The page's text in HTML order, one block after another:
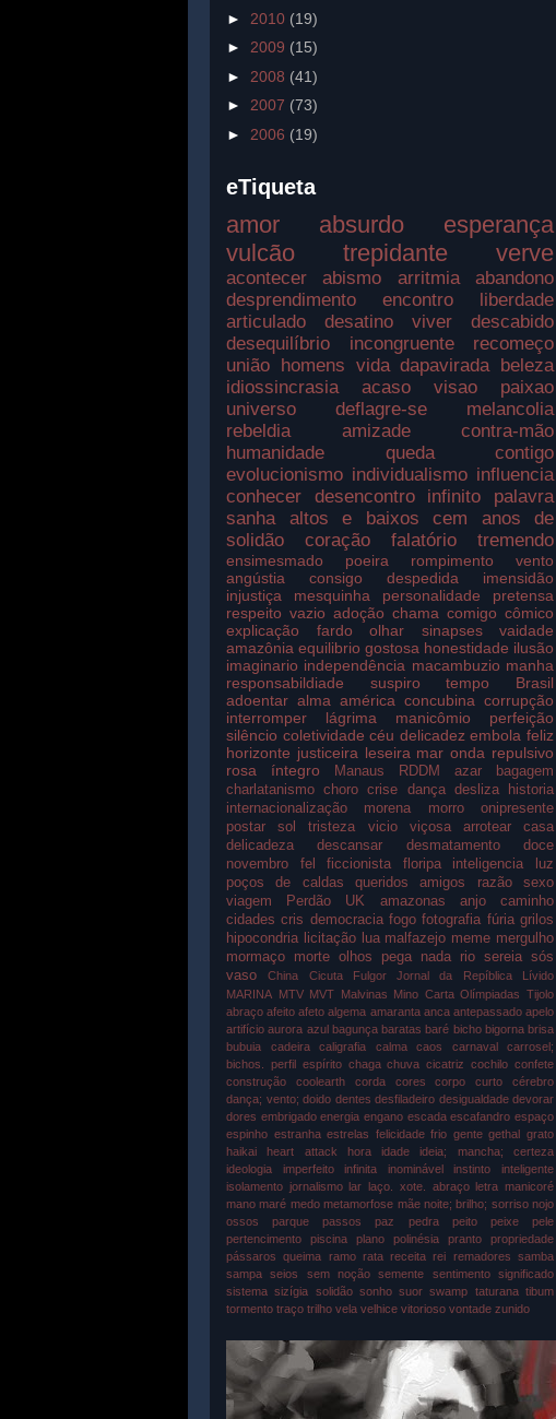
► 2010 (19)
► 2009 (15)
► 2008 (41)
► 2007 (73)
► 2006 (19)
eTiqueta
amor absurdo
esperança
vulcão
trepidante verve
acontecer abismo arritmia
abandono
desprendimento
encontro
liberdade
articulado
desatino viver
descabido
desequilíbrio
incongruente
recomeço
união homens vida dapavirada beleza
idiossincrasia
acaso visao
paixao
universo
deflagre-se
melancolia
rebeldia
amizade
contra-mão
humanidade
queda
contigo
evolucionismo individualismo influencia
conhecer
desencontro infinito
palavra
sanha
altos e baixos
cem anos de
solidão
coração falatório tremendo
ensimesmado poeira rompimento
vento
angústia
consigo despedida
imensidão
injustiça
mesquinha personalidade
pretensa
respeito vazio adoção chama comigo cômico
explicação
fardo olhar sinapses
vaidade
amazônia equilibrio gostosa honestidade ilusão
imaginario independência macambuzio manha
responsabildiade
suspiro tempo
Brasil
adoentar alma américa concubina corrupção
interromper
lágrima manicômio
perfeição
silêncio coletividade céu delicadez embola feliz
horizonte justiceira leseira mar onda repulsivo
rosa
íntegro Manaus RDDM azar
bagagem
charlatanismo choro crise dança desliza
historia
internacionalização
morena morro
onipresente
postar
sol tristeza vicio viçosa arrotear
casa
delicadeza
descansar desmatamento
doce
novembro
fel ficcionista floripa inteligencia
luz
poços de caldas
queridos amigos razão
sexo
viagem
Perdão UK amazonas anjo
caminho
cidades cris democracia fogo fotografia fúria grilos
hipocondria
licitação lua malfazejo meme mergulho
mormaço
morte olhos pega nada rio sereia sós
vaso
China Cicuta Fulgor Jornal da Repíblica
Lívido
MARINA MTV MVT Malvinas Mino Carta Olímpiadas Tijolo
abraço afeito afeto algema amaranta anca antepassado apelo
artifício aurora azul bagunça baratas baré bicho bigorna brisa
bubuia
cadeira caligrafia calma caos carnaval
carrosel;
bichos. perfil espírito chaga chuva cicatriz cochilo confete
construção
coolearth corda cores corpo curto
cérebro
dança; vento; doido dentes desfiladeiro desigualdade devorar
dores embrigado energia engano escada escafandro espaço
espinho estranha estrelas felicidade frio gente gethal grato
haikai
heart attack hora idade
ideia; mancha; certeza
ideologia
imperfeito infinita inominável instinto
inteligente
isolamento jornalismo lar laço. xote. abraço letra manicoré
mano maré medo metamorfose mãe noite; brilho; sorriso nojo
ossos
parque passos paz pedra peito peixe
pele
pertencimento
piscina plano polinésia pranto
propriedade
pássaros
queima ramo rata receita rei remadores samba
sampa
seios sem noção semente sentimento
significado
sistema sizígia solidão sonho suor swamp taturana tibum
tormento traço trilho vela velhice vitorioso vontade zunido